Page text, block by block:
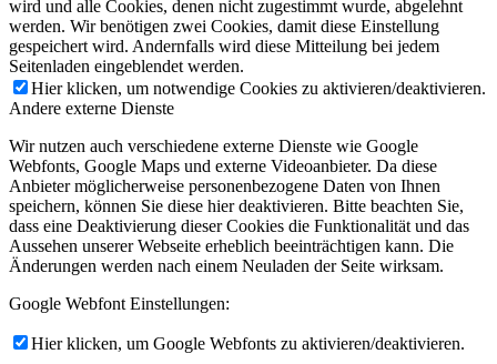
wird und alle Cookies, denen nicht zugestimmt wurde, abgelehnt
werden. Wir benötigen zwei Cookies, damit diese Einstellung
gespeichert wird. Andernfalls wird diese Mitteilung bei jedem
Seitenladen eingeblendet werden.
Hier klicken, um notwendige Cookies zu aktivieren/deaktivieren.
Andere externe Dienste
Wir nutzen auch verschiedene externe Dienste wie Google
Webfonts, Google Maps und externe Videoanbieter. Da diese
Anbieter möglicherweise personenbezogene Daten von Ihnen
speichern, können Sie diese hier deaktivieren. Bitte beachten Sie,
dass eine Deaktivierung dieser Cookies die Funktionalität und das
Aussehen unserer Webseite erheblich beeinträchtigen kann. Die
Änderungen werden nach einem Neuladen der Seite wirksam.
Google Webfont Einstellungen:
Hier klicken, um Google Webfonts zu aktivieren/deaktivieren.